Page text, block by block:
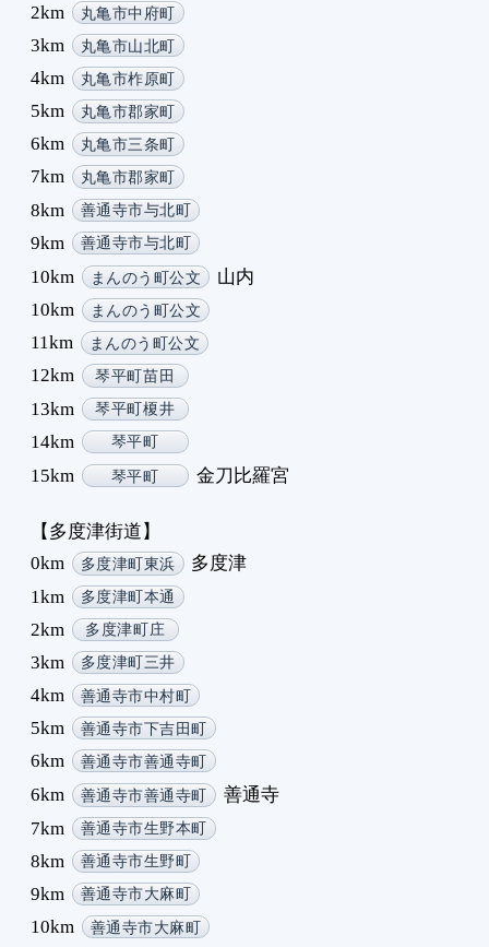
2km 丸亀市中府町
3km 丸亀市山北町
4km 丸亀市柞原町
5km 丸亀市郡家町
6km 丸亀市三条町
7km 丸亀市郡家町
8km 善通寺市与北町
9km 善通寺市与北町
10km まんのう町公文
山内
10km
まんのう町公文
11km まんのう町公文
12km 琴平町苗田
13km 琴平町榎井
14km 琴平町
15km 琴平町 金刀比羅宮
【多度津街道】
0km
多度津町東浜
多度津
1km
多度津町本通
2km 多度津町庄
3km 多度津町三井
4km 善通寺市中村町
5km 善通寺市下吉田町
6km 善通寺市善通寺町
6km 善通寺市善通寺町
善通寺
7km
善通寺市生野本町
8km 善通寺市生野町
9km 善通寺市大麻町
10km 善通寺市大麻町